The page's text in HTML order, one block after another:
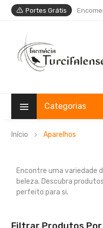
Portes Grátis
Categorias
Início Aparelhos
Encontre uma variedade
beleza. Descubra
perfeito para si.
Filtrar Produtos Por